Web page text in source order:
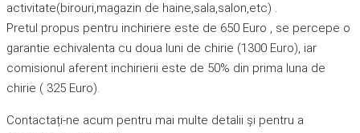
activitate(birouri,magazin de haine,sala,salon,etc) .
Pretul propus pentru inchiriere este de 650 Euro , se percepe o
garantie echivalenta cu doua luni de chirie (1300 Euro), iar
comisionul aferent inchirierii este de 50% din prima luna de
chirie ( 325 Euro).
Contactați-ne acum pentru mai multe detalii și pentru a